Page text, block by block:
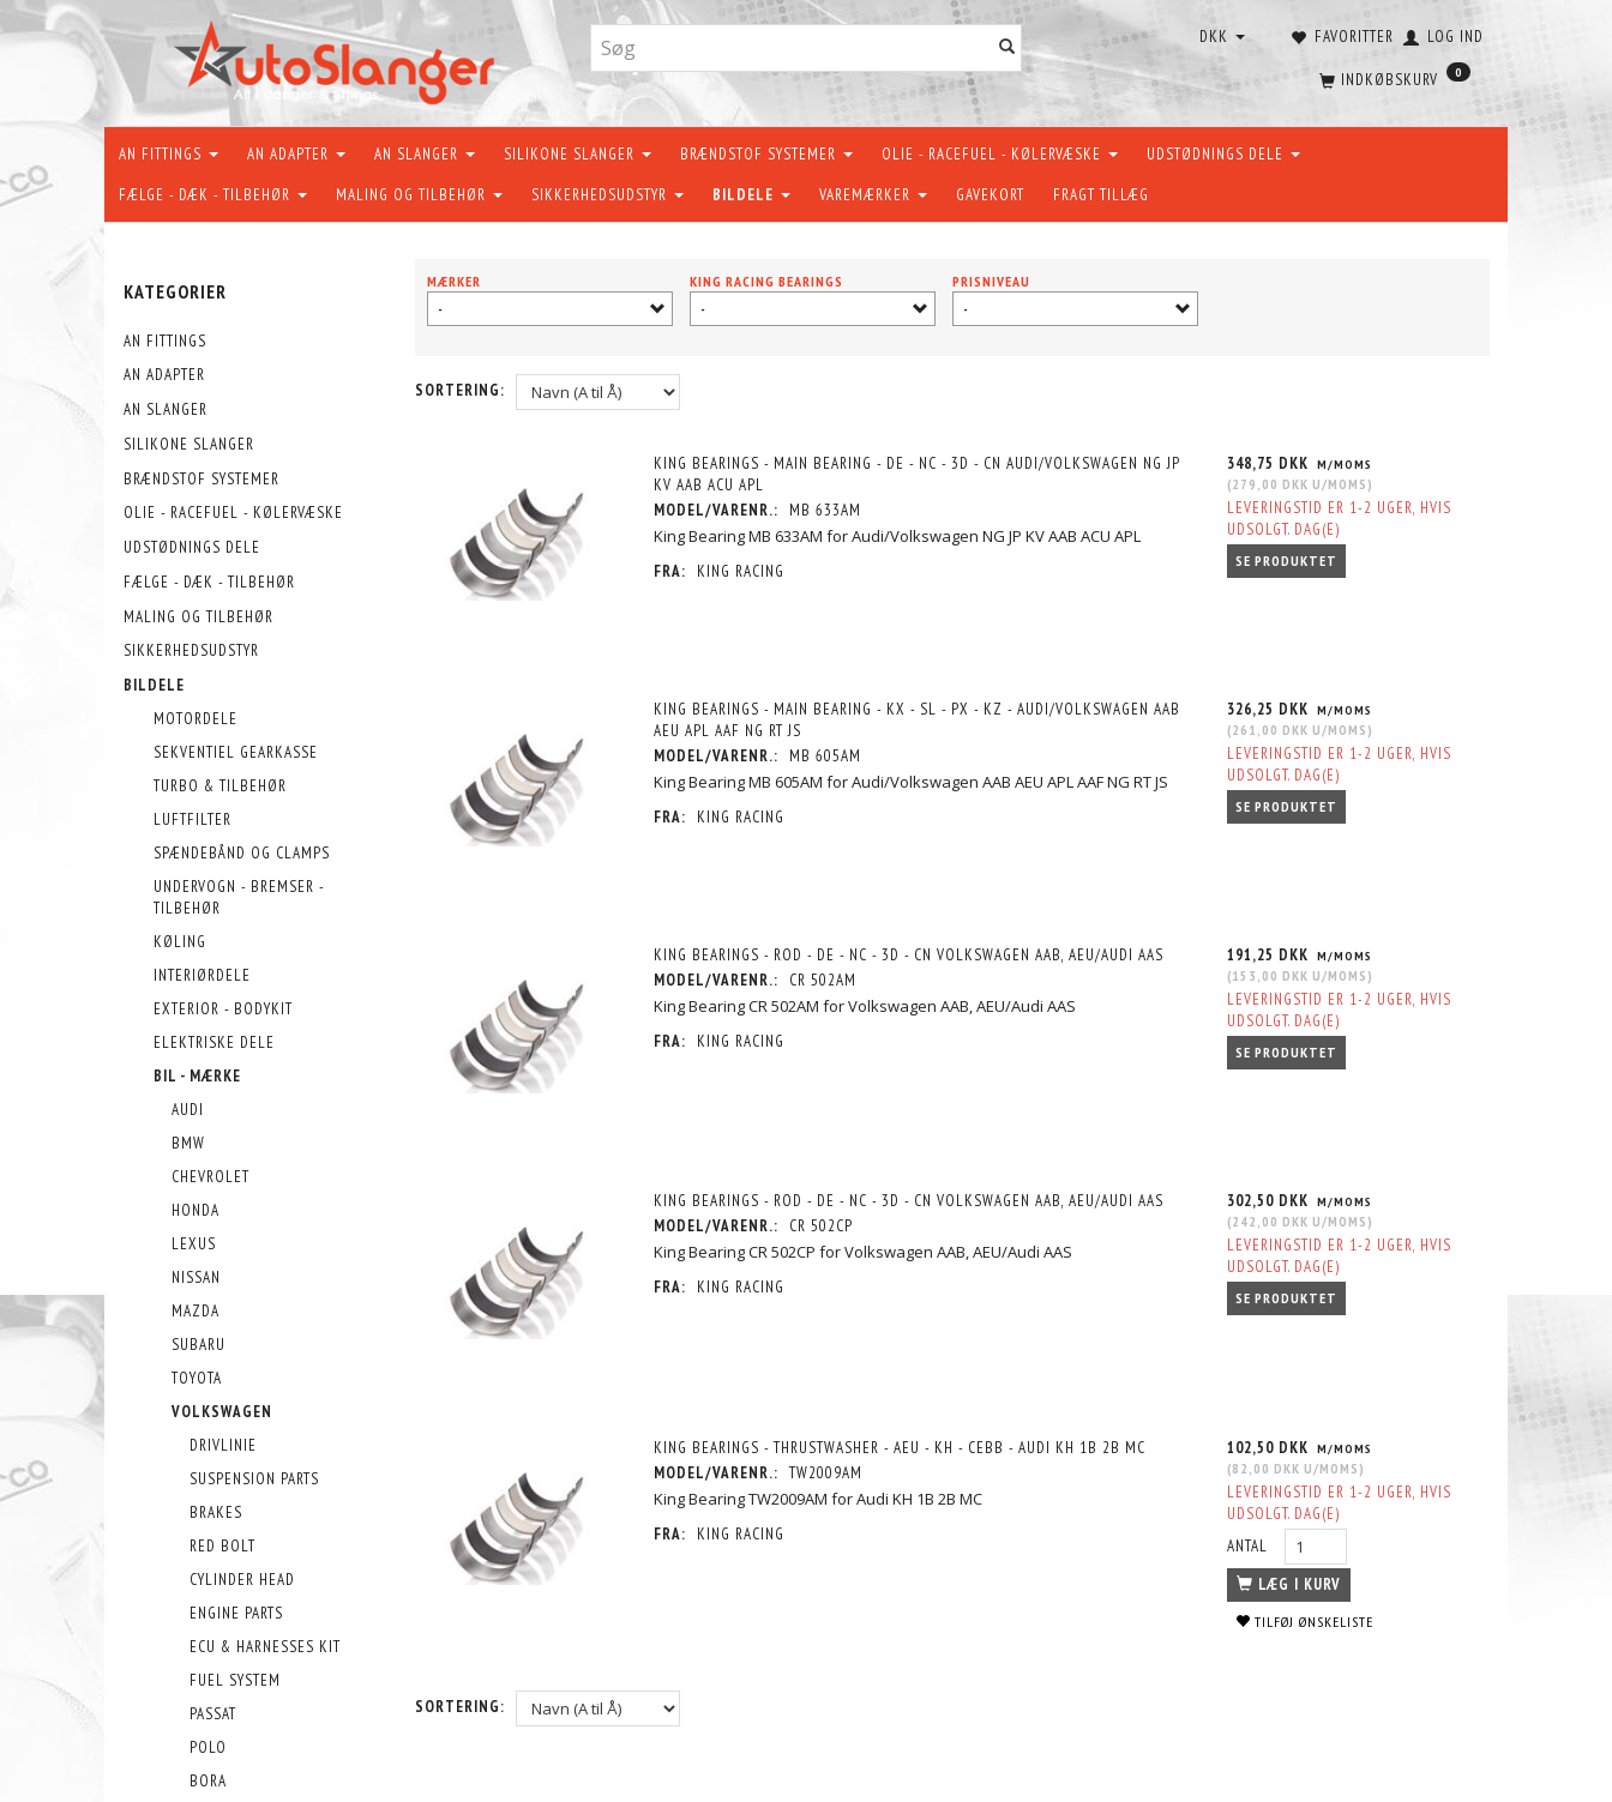
FAVORITTER LOG IND
DKK
INDKØBSKURV 0
AN FITTINGS AN ADAPTER AN SLANGER SILIKONE SLANGER BRÆNDSTOF SYSTEMER OLIE - RACEFUEL - KØLERVÆSKE UDSTØDNINGS DELE
FÆLGE - DÆK - TILBEHØR MALING OG TILBEHØR SIKKERHEDSUDSTYR BILDELE VAREMÆRKER GAVEKORT FRAGT TILLÆG
KATEGORIER
AN FITTINGS
AN ADAPTER
AN SLANGER
SILIKONE SLANGER
BRÆNDSTOF SYSTEMER
OLIE - RACEFUEL - KØLERVÆSKE
UDSTØDNINGS DELE
FÆLGE - DÆK - TILBEHØR
MALING OG TILBEHØR
SIKKERHEDSUDSTYR
BILDELE
MOTORDELE
SEKVENTIEL GEARKASSE
TURBO & TILBEHØR
LUFTFILTER
SPÆNDEBÅND OG CLAMPS
UNDERVOGN - BREMSER -
TILBEHØR
KØLING
INTERIØRDELE
EXTERIOR - BODYKIT
ELEKTRISKE DELE
BIL - MÆRKE
AUDI
BMW
CHEVROLET
HONDA
LEXUS
NISSAN
MAZDA
SUBARU
TOYOTA
VOLKSWAGEN
DRIVLINIE
SUSPENSION PARTS
BRAKES
RED BOLT
CYLINDER HEAD
ENGINE PARTS
ECU & HARNESSES KIT
FUEL SYSTEM
PASSAT
POLO
BORA
MÆRKER
-
KING RACING BEARINGS
-
PRISNIVEAU
-
SORTERING:
KING BEARINGS - MAIN BEARING - DE - NC - 3D - CN AUDI/VOLKSWAGEN NG JP
KV AAB ACU APL
MODEL/VARENR.:
MB 633AM
King Bearing MB 633AM for Audi/Volkswagen NG JP KV AAB ACU APL
FRA: KING RACING
348,75 DKK M/MOMS
(279,00 DKK U/MOMS )
LEVERINGSTID ER 1-2 UGER, HVIS
UDSOLGT. DAG(E)
SE PRODUKTET
KING BEARINGS - MAIN BEARING - KX - SL - PX - KZ - AUDI/VOLKSWAGEN AAB
AEU APL AAF NG RT JS
MODEL/VARENR.:
MB 605AM
King Bearing MB 605AM for Audi/Volkswagen AAB AEU APL AAF NG RT JS
FRA: KING RACING
326,25 DKK M/MOMS
(261,00 DKK U/MOMS )
LEVERINGSTID ER 1-2 UGER, HVIS
UDSOLGT. DAG(E)
SE PRODUKTET
KING BEARINGS - ROD - DE - NC - 3D - CN VOLKSWAGEN AAB, AEU/AUDI AAS
MODEL/VARENR.:
CR 502AM
King Bearing CR 502AM for Volkswagen AAB, AEU/Audi AAS
FRA: KING RACING
191,25 DKK M/MOMS
(153,00 DKK U/MOMS )
LEVERINGSTID ER 1-2 UGER, HVIS
UDSOLGT. DAG(E)
SE PRODUKTET
KING BEARINGS - ROD - DE - NC - 3D - CN VOLKSWAGEN AAB, AEU/AUDI AAS
MODEL/VARENR.:
CR 502CP
King Bearing CR 502CP for Volkswagen AAB, AEU/Audi AAS
FRA: KING RACING
302,50 DKK M/MOMS
(242,00 DKK U/MOMS )
LEVERINGSTID ER 1-2 UGER, HVIS
UDSOLGT. DAG(E)
SE PRODUKTET
KING BEARINGS - THRUSTWASHER - AEU - KH - CEBB - AUDI KH 1B 2B MC
MODEL/VARENR.: TW2009AM
King Bearing TW2009AM for Audi KH 1B 2B MC
FRA: KING RACING
102,50 DKK M/MOMS
(82,00 DKK U/MOMS )
LEVERINGSTID ER 1-2 UGER, HVIS
UDSOLGT. DAG(E)
ANTAL
LÆG I KURV
TILFØJ ØNSKELISTE
SORTERING: